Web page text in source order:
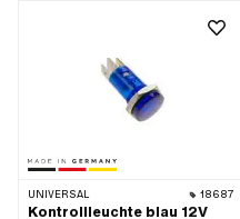
UNIVERSAL 18687
Kontrollleuchte blau 12V